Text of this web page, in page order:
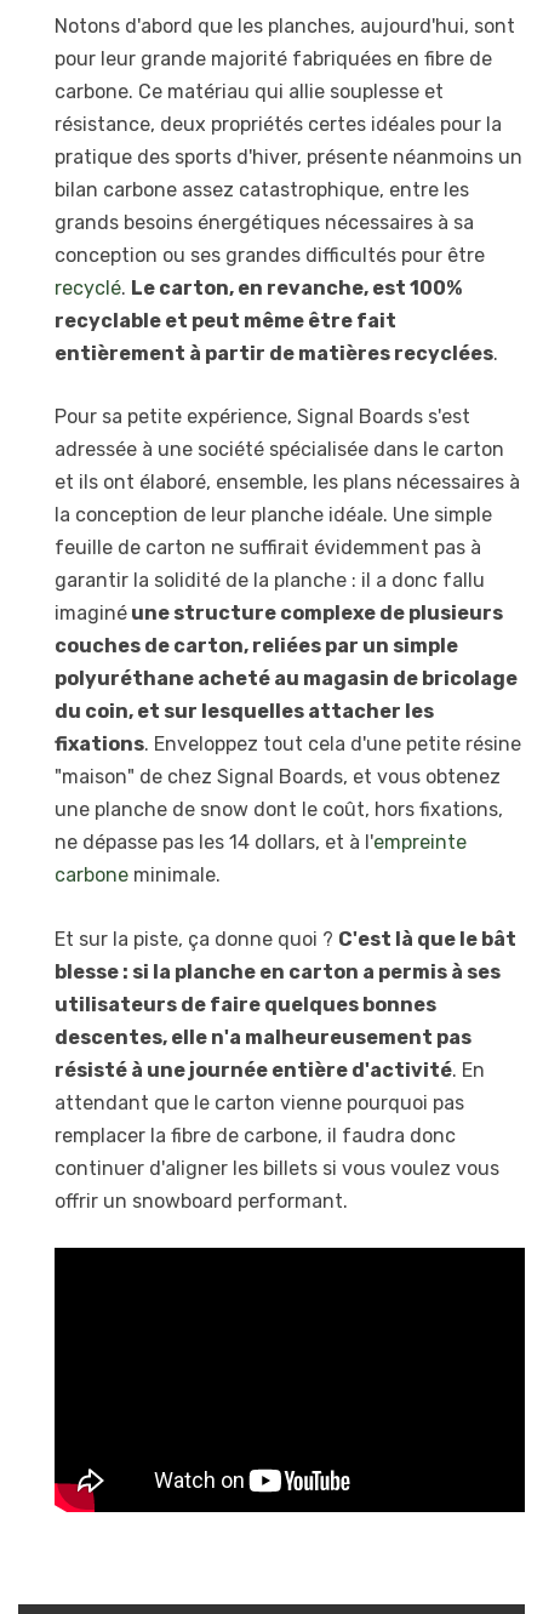
Notons d'abord que les planches, aujourd'hui, sont
pour leur grande majorité fabriquées en fibre de
carbone. Ce matériau qui allie souplesse et
résistance, deux propriétés certes idéales pour la
pratique des sports d'hiver, présente néanmoins un
bilan carbone assez catastrophique, entre les
grands besoins énergétiques nécessaires à sa
conception ou ses grandes difficultés pour être
recyclé. Le carton, en revanche, est 100%
recyclable et peut même être fait
entièrement à partir de matières recyclées.
Pour sa petite expérience, Signal Boards s'est
adressée à une société spécialisée dans le carton
et ils ont élaboré, ensemble, les plans nécessaires à
la conception de leur planche idéale. Une simple
feuille de carton ne suffirait évidemment pas à
garantir la solidité de la planche : il a donc fallu
imaginé une structure complexe de plusieurs
couches de carton, reliées par un simple
polyuréthane acheté au magasin de bricolage
du coin, et sur lesquelles attacher les
fixations. Enveloppez tout cela d'une petite résine
"maison" de chez Signal Boards, et vous obtenez
une planche de snow dont le coût, hors fixations,
ne dépasse pas les 14 dollars, et à l'empreinte
carbone minimale.
Et sur la piste, ça donne quoi ? C'est là que le bât
blesse : si la planche en carton a permis à ses
utilisateurs de faire quelques bonnes
descentes, elle n'a malheureusement pas
résisté à une journée entière d'activité. En
attendant que le carton vienne pourquoi pas
remplacer la fibre de carbone, il faudra donc
continuer d'aligner les billets si vous voulez vous
offrir un snowboard performant.